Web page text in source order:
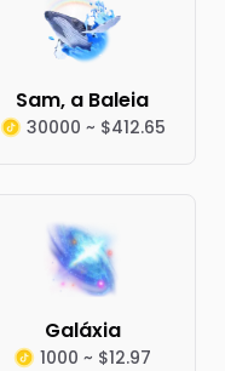
Sam, a Baleia
30000 ~ $412.65
Galáxia
1000 ~ $12.97